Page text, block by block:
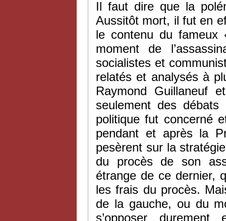
Il faut dire que la
Aussitôt mort, il fut en
le contenu du fameux
moment de
socialistes et
relatés et analysés à
Raymond Guillaneuf
seulement des
politique fut concerné
pendant et après la
pesèrent sur la
du procès de son
étrange de ce dernier,
les frais du procès.
de la gauche, ou du
s’opposer